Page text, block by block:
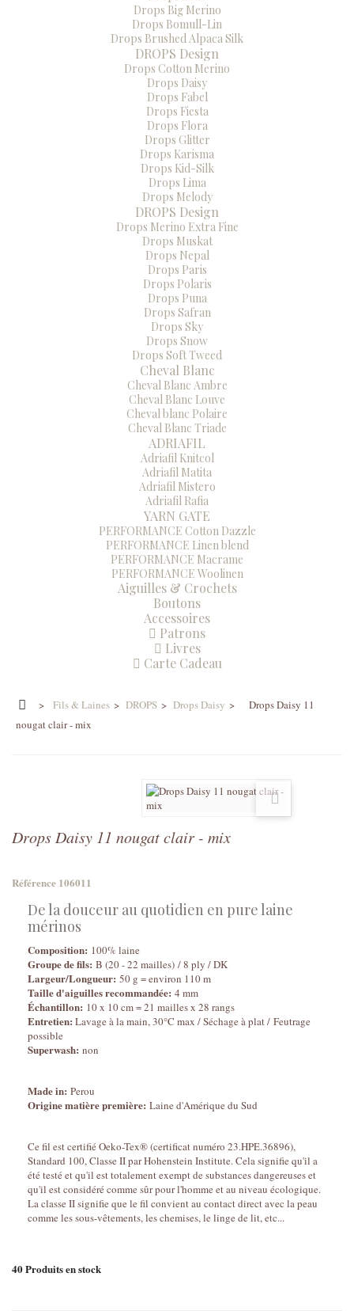
Drops Big Merino
Drops Bomull-Lin
Drops Brushed Alpaca Silk
DROPS Design
Drops Cotton Merino
Drops Daisy
Drops Fabel
Drops Fiesta
Drops Flora
Drops Glitter
Drops Karisma
Drops Kid-Silk
Drops Lima
Drops Melody
DROPS Design
Drops Merino Extra Fine
Drops Muskat
Drops Nepal
Drops Paris
Drops Polaris
Drops Puna
Drops Safran
Drops Sky
Drops Snow
Drops Soft Tweed
Cheval Blanc
Cheval Blanc Ambre
Cheval Blanc Louve
Cheval blanc Polaire
Cheval Blanc Triade
ADRIAFIL
Adriafil Knitcol
Adriafil Matita
Adriafil Mistero
Adriafil Rafia
YARN GATE
PERFORMANCE Cotton Dazzle
PERFORMANCE Linen blend
PERFORMANCE Macrame
PERFORMANCE Woolinen
Aiguilles & Crochets
Boutons
Accessoires
Patrons
Livres
Carte Cadeau
> Fils & Laines > DROPS > Drops Daisy >
Drops Daisy 11
nougat clair - mix
Drops Daisy 11 nougat clair - mix
Référence 106011
De la douceur au quotidien en pure laine
mérinos
Composition: 100% laine
Groupe de fils: B (20 - 22 mailles) / 8 ply / DK
Largeur/Longueur: 50 g = environ 110 m
Taille d'aiguilles recommandée: 4 mm
Échantillon: 10 x 10 cm = 21 mailles x 28 rangs
Entretien: Lavage à la main, 30°C max / Séchage à plat / Feutrage
possible
Superwash: non
Made in: Perou
Origine matière première: Laine d'Amérique du Sud
Ce fil est certifié Oeko-Tex® (certificat numéro 23.HPE.36896),
Standard 100, Classe II par Hohenstein Institute. Cela signifie qu'il a
été testé et qu'il est totalement exempt de substances dangereuses et
qu'il est considéré comme sûr pour l'homme et au niveau écologique.
La classe II signifie que le fil convient au contact direct avec la peau
comme les sous-vêtements, les chemises, le linge de lit, etc...
40Produits en stock